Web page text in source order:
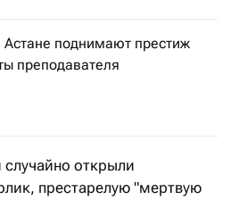
Астане поднимают престиж
преподавателя
открыли
престарелую "мертвую